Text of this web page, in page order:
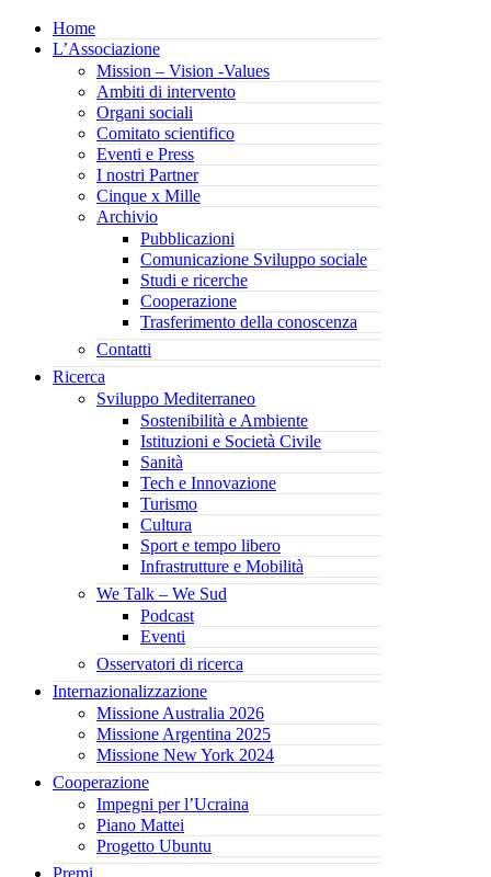
Home
L’Associazione
Mission – Vision -Values
Ambiti di intervento
Organi sociali
Comitato scientifico
Eventi e Press
I nostri Partner
Cinque x Mille
Archivio
Pubblicazioni
Comunicazione Sviluppo sociale
Studi e ricerche
Cooperazione
Trasferimento della conoscenza
Contatti
Ricerca
Sviluppo Mediterraneo
Sostenibilità e Ambiente
Istituzioni e Società Civile
Sanità
Tech e Innovazione
Turismo
Cultura
Sport e tempo libero
Infrastrutture e Mobilità
We Talk – We Sud
Podcast
Eventi
Osservatori di ricerca
Internazionalizzazione
Missione Australia 2026
Missione Argentina 2025
Missione New York 2024
Cooperazione
Impegni per l’Ucraina
Piano Mattei
Progetto Ubuntu
Premi